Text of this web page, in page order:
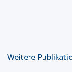
Weitere